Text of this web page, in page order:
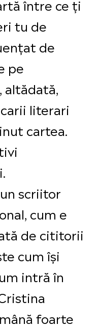
între ce ți
tu de
de
pe
altădată,
literari
cartea.
scriitor
cum e
de cititorii
cum își
intră în
foarte